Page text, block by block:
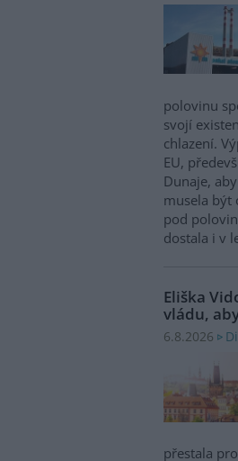
polovinu
svojí
chlazení.
EU,
Dunaje,
musela být
pod
dostala i v
Eliška
vládu,
6.8.2026
přestala